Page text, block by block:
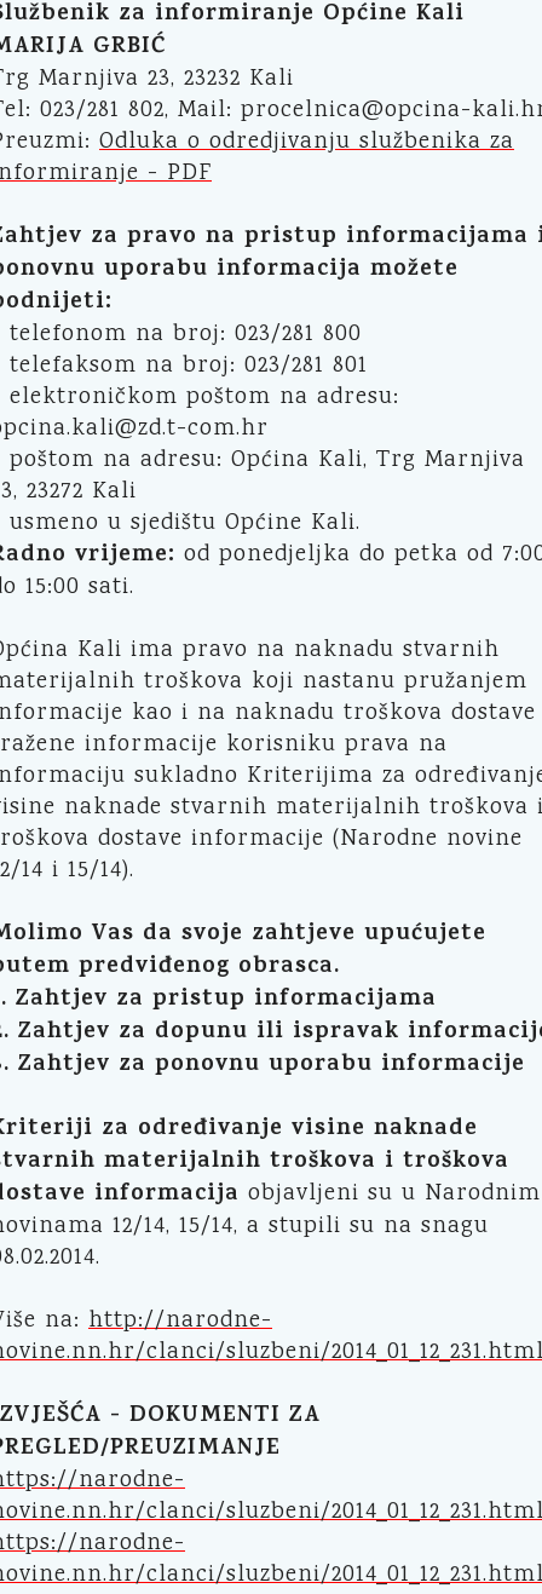
za informiranje Općine Kali
GRBIĆ
Marnjiva 23, 23232 Kali
023/281 802, Mail: procelnica@opcina-
Odluka o odredjivanju službenika za
- PDF
za pravo na pristup informacijama
uporabu informacija možete
na broj: 023/281 800
na broj: 023/281 801
elektroničkom poštom na adresu:
com.hr
poštom na adresu: Općina Kali, Trg Marnjiva
23272 Kali
usmeno u sjedištu Općine Kali.
vrijeme: od ponedjeljka do petka od
15:00 sati.
Kali ima pravo na naknadu stvarnih
troškova koji nastanu pružanjem
kao i na naknadu troškova dostave
informacije korisniku prava na
sukladno Kriterijima za
naknade stvarnih materijalnih troškova
dostave informacije (Narodne novine
14 i 15/14).
Vas da svoje zahtjeve upućujete
predviđenog obrasca.
Zahtjev za pristup informacijama
Zahtjev za dopunu ili ispravak
Zahtjev za ponovnu uporabu informacije
za određivanje visine naknade
materijalnih troškova i troškova
informacija objavljeni su u Narodnim
12/14, 15/14, a stupili su na snagu
na: http://narodne-
clanci/sluzbeni/
- DOKUMENTI ZA
PREUZIMANJE
narodne-
clanci/sluzbeni/
narodne-
clanci/sluzbeni/